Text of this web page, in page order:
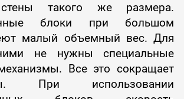
такого же размера.
блоки при большом
малый объемный вес. Для
не нужны специальные
Все это сокращает
При использовании